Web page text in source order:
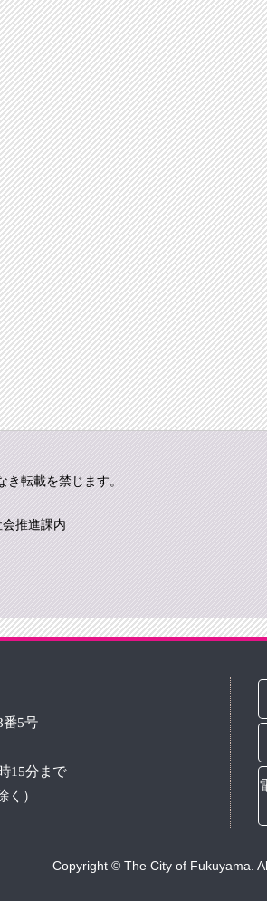
転載を禁じます。
推進課内
5号
15分まで
く）
Copyright © The City of Fukuyama.